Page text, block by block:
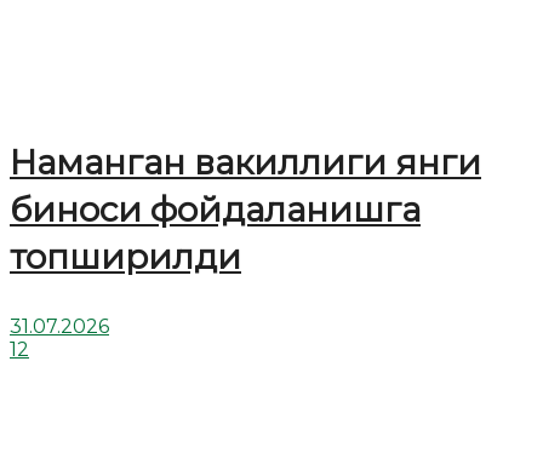
Наманган вакиллиги янги
биноси фойдаланишга
топширилди
31.07.2026
12